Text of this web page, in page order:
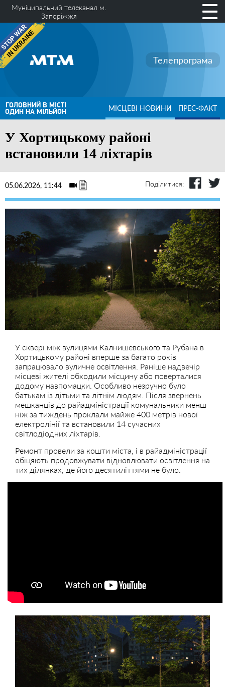
Муніципальний телеканал м.
Запоріжжя
Телепрограма
ГОЛОВНИЙ В МІСТІ
ОДИН НА МІЛЬЙОН МІСЦЕВІ НОВИНИ ПРЕС-ФАКТ
У Хортицькому районі
встановили 14 ліхтарів
05.06.2026, 11:44 Поділитися:
У сквері між вулицями Калнишевського та Рубана в
Хортицькому районі вперше за багато років
запрацювало вуличне освітлення. Раніше надвечір
місцеві жителі обходили місцину або поверталися
додому навпомацки. Особливо незручно було
батькам із дітьми та літнім людям. Після звернень
мешканців до райадміністрації комунальники менш
ніж за тиждень проклали майже 400 метрів нової
електролінії та встановили 14 сучасних
світлодіодних ліхтарів.
Ремонт провели за кошти міста, і в райадміністрації
обіцяють продовжувати відновлювати освітлення на
тих ділянках, де його десятиліттями не було.